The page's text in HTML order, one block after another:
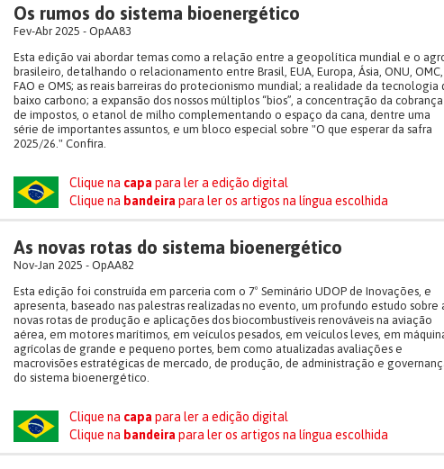
Os rumos do sistema bioenergético
Fev-Abr 2025 - OpAA83
Esta edição vai abordar temas como a relação entre a geopolítica mundial e o
brasileiro, detalhando o relacionamento entre Brasil, EUA, Europa, Ásia, ONU, OMC,
FAO e OMS; as reais barreiras do protecionismo mundial; a realidade da tecnologia
baixo carbono; a expansão dos nossos múltiplos “bios”, a concentração da cobrança
de impostos, o etanol de milho complementando o espaço da cana, dentre uma
série de importantes assuntos, e um bloco especial sobre "O que esperar da safra
2025/26." Confira.
Clique na capa para ler a edição digital
Clique na bandeira para ler os artigos na língua escolhida
As novas rotas do sistema bioenergético
Nov-Jan 2025 - OpAA82
Esta edição foi construída em parceria com o 7º Seminário UDOP de Inovações, e
apresenta, baseado nas palestras realizadas no evento, um profundo estudo sobre
novas rotas de produção e aplicações dos biocombustíveis renováveis na aviação
aérea, em motores marítimos, em veículos pesados, em veículos leves, em
agrícolas de grande e pequeno portes, bem como atualizadas avaliações e
macrovisões estratégicas de mercado, de produção, de administração e
do sistema bioenergético.
Clique na capa para ler a edição digital
Clique na bandeira para ler os artigos na língua escolhida